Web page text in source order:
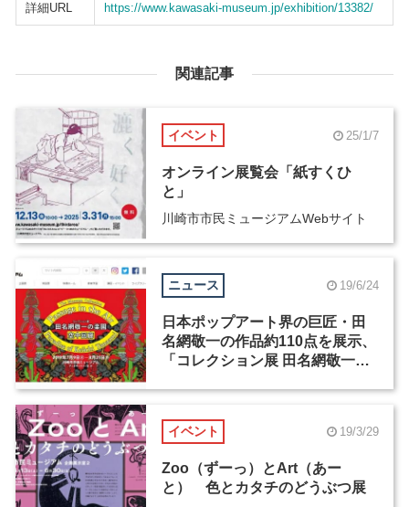
詳細URL https://www.kawasaki-museum.jp/exhibition/13382/
関連記事
イベント 25/1/7
オンライン展覧会「紙すくひ
と」
川崎市市民ミュージアムWebサイト
ニュース 19/6/24
日本ポップアート界の巨匠・田
名網敬一の作品約110点を展示、
「コレクション展 田名網敬一の
イベント 19/3/29
Zoo（ずーっ）とArt（あー
と） 色とカタチのどうぶつ展